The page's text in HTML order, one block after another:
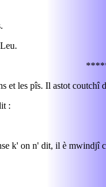
les pîs. Il astot coutchî
:
k' on n' dit, il è mwindjî